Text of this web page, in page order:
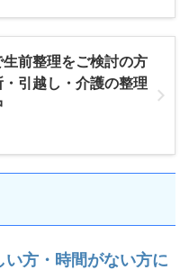
前整理をご検討の方
引越し・介護の整理
い方・時間がない方に